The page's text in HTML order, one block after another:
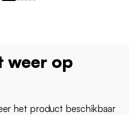
weer op
het product beschikbaar